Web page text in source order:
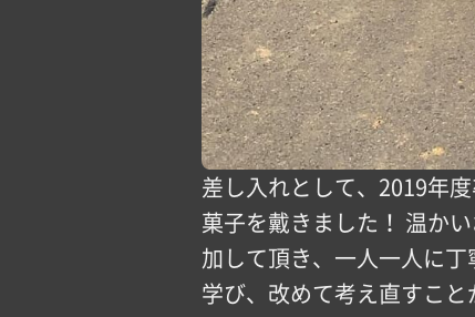
差し入れとして、2019年
菓子を戴きました！ 温か
加して頂き、一人一人に
学び、改めて考え直すこ